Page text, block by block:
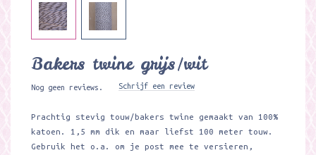
Bakers twine grijs/wit
Nog geen reviews. Schrijf een review
Prachtig stevig touw/bakers twine gemaakt van 100%
katoen. 1,5 mm dik en maar liefst 100 meter touw.
Gebruik het o.a. om je post mee te versieren,